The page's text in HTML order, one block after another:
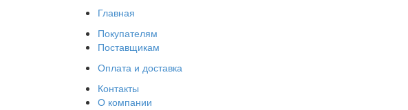
Главная
Покупателям
Поставщикам
Оплата и доставка
Контакты
О компании